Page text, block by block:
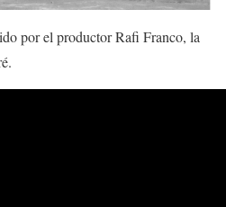
por el productor Rafi Franco, la